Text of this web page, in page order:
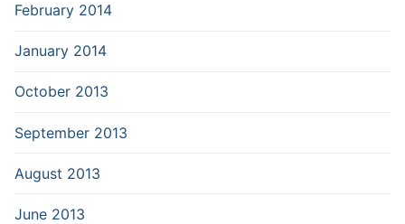
February 2014
January 2014
October 2013
September 2013
August 2013
June 2013